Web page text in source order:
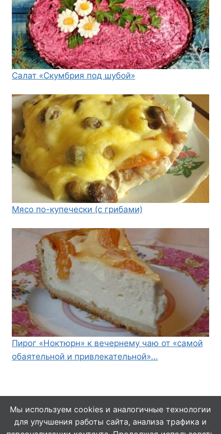
Салат «Скумбрия под шубой»
Мясо по-купечески (с грибами)
Пирог «Ноктюрн» к вечернему чаю от «самой
обаятельной и привлекательной»…
© 2026 Кулинарушка - Вкусные Рецепты
Мы используем cookies и аналогичные технологии
для улучшения работы сайта, анализа трафика и